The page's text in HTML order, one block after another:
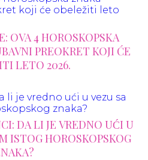
OVA 4 HOROSKOPSKA
PREOKRET KOJI ĆE
LETO 2026.
DA LI JE VREDNO UĆI U
ISTOG HOROSKOPSKOG